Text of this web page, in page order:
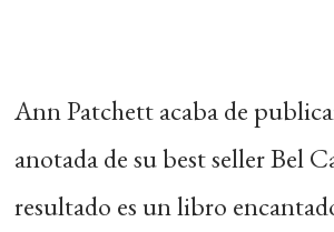
Ann Patchett acaba de
anotada de su best seller Bel
resultado es un libro